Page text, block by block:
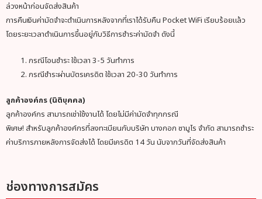
ล่วงหน้าก่อนจัดส่งสินค้า
การคืนเงินค่ามัดจำจะดำเนินการหลังจากที่เราได้รับคืน Pocket WiFi เรียบร้อยแล้ว
โดยระยะเวลาดำเนินการขึ้นอยู่กับวิธีการชำระค่ามัดจำ ดังนี้
กรณีโอนชำระ ใช้เวลา 3-5 วันทำการ
กรณีชำระผ่านบัตรเครดิต ใช้เวลา 20-30 วันทำการ
ลูกค้าองค์กร (นิติบุคคล)
ลูกค้าองค์กร สามารถเช่าใช้งานได้ โดยไม่มีค่ามัดจำทุกกรณี
พิเศษ! สำหรับลูกค้าองค์กรที่ลงทะเบียนกับบริษัท บางกอก ซามูไร จำกัด สามารถชำระ
ค่าบริการภายหลังการจัดส่งได้ โดยมีเครดิต 14 วัน นับจากวันที่จัดส่งสินค้า
ช่องทางการสมัคร